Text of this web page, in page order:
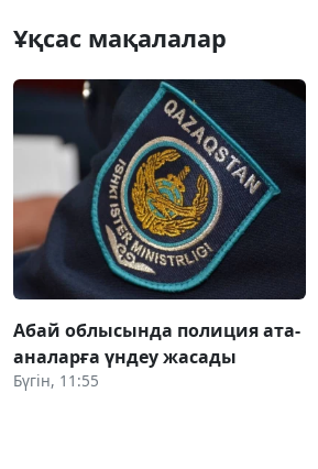
Ұқсас мақалалар
Абай облысында полиция ата-
аналарға үндеу жасады
Бүгін, 11:55